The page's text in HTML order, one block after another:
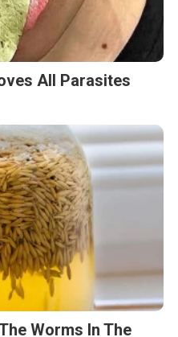
All Parasites
Worms In The